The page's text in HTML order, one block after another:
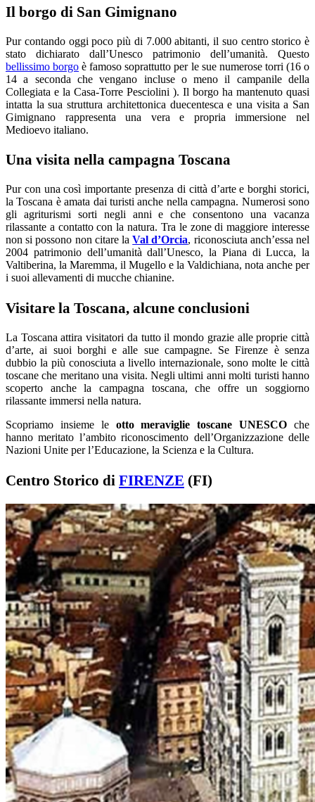
Il borgo di San Gimignano
Pur contando oggi poco più di 7.000 abitanti, il suo centro storico è
stato dichiarato dall’Unesco patrimonio dell’umanità. Questo
bellissimo borgo è famoso soprattutto per le sue numerose torri (16 o
14 a seconda che vengano incluse o meno il campanile della
Collegiata e la Casa-Torre Pesciolini ). Il borgo ha mantenuto quasi
intatta la sua struttura architettonica duecentesca e una visita a San
Gimignano rappresenta una vera e propria immersione nel
Medioevo italiano.
Una visita nella campagna Toscana
Pur con una così importante presenza di città d’arte e borghi storici,
la Toscana è amata dai turisti anche nella campagna. Numerosi sono
gli agriturismi sorti negli anni e che consentono una vacanza
rilassante a contatto con la natura. Tra le zone di maggiore interesse
non si possono non citare laVal d’Orcia, riconosciuta anch’essa nel
2004 patrimonio dell’umanità dall’Unesco, la Piana di Lucca, la
Valtiberina, la Maremma, il Mugello e la Valdichiana, nota anche per
i suoi allevamenti di mucche chianine.
Visitare la Toscana, alcune conclusioni
La Toscana attira visitatori da tutto il mondo grazie alle proprie città
d’arte, ai suoi borghi e alle sue campagne. Se Firenze è senza
dubbio la più conosciuta a livello internazionale, sono molte le città
toscane che meritano una visita. Negli ultimi anni molti turisti hanno
scoperto anche la campagna toscana, che offre un soggiorno
rilassante immersi nella natura.
Scopriamo insieme le otto meraviglie toscane UNESCO che
hanno meritato l’ambito riconoscimento dell’Organizzazione delle
Nazioni Unite per l’Educazione, la Scienza e la Cultura.
Centro Storico di FIRENZE (FI)